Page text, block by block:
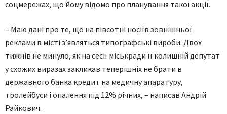
соцмережах, що йому відомо про планування такої акції.
– Маю дані про те, що на півсотні носіїв зовнішньої
реклами в місті з’являться типографські вироби. Двох
тижнів не минуло, як на сесії міськради її колишній депутат
у схожих виразах закликав теперішніх не брати в
державного банка кредит на медичну апаратуру,
тролейбуси і опалення під 12% річних, – написав Андрій
Райкович.